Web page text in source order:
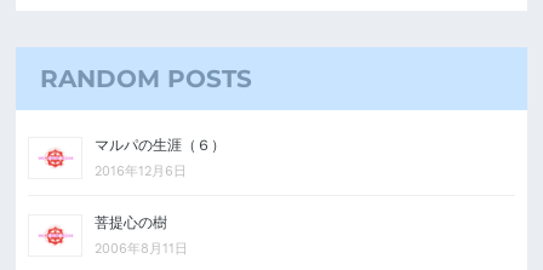
RANDOM POSTS
マルパの生涯（６）
2016年12月6日
菩提心の樹
2006年8月11日